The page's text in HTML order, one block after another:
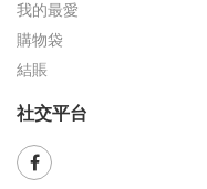
我的最愛
購物袋
結賬
社交平台